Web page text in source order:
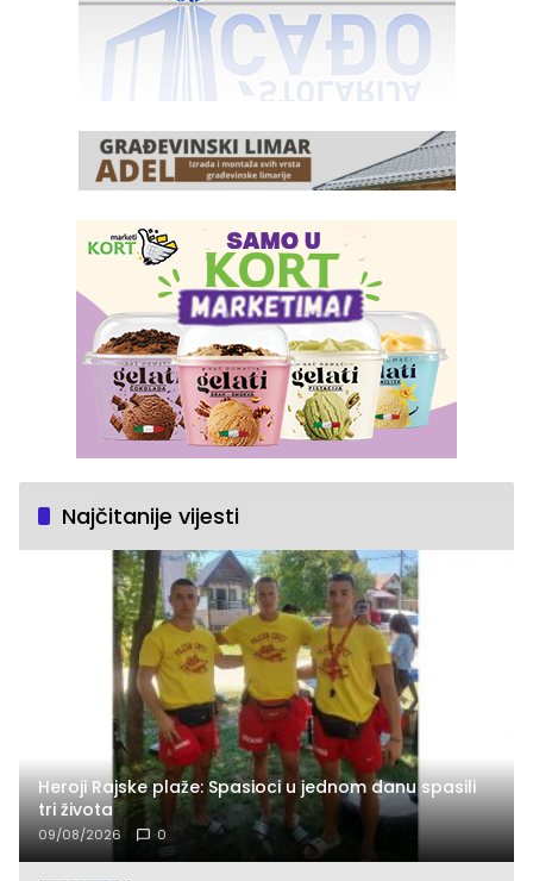
Najčitanije vijesti
Heroji Rajske plaže: Spasioci u jednom danu spasili
tri života
09/08/2026 0